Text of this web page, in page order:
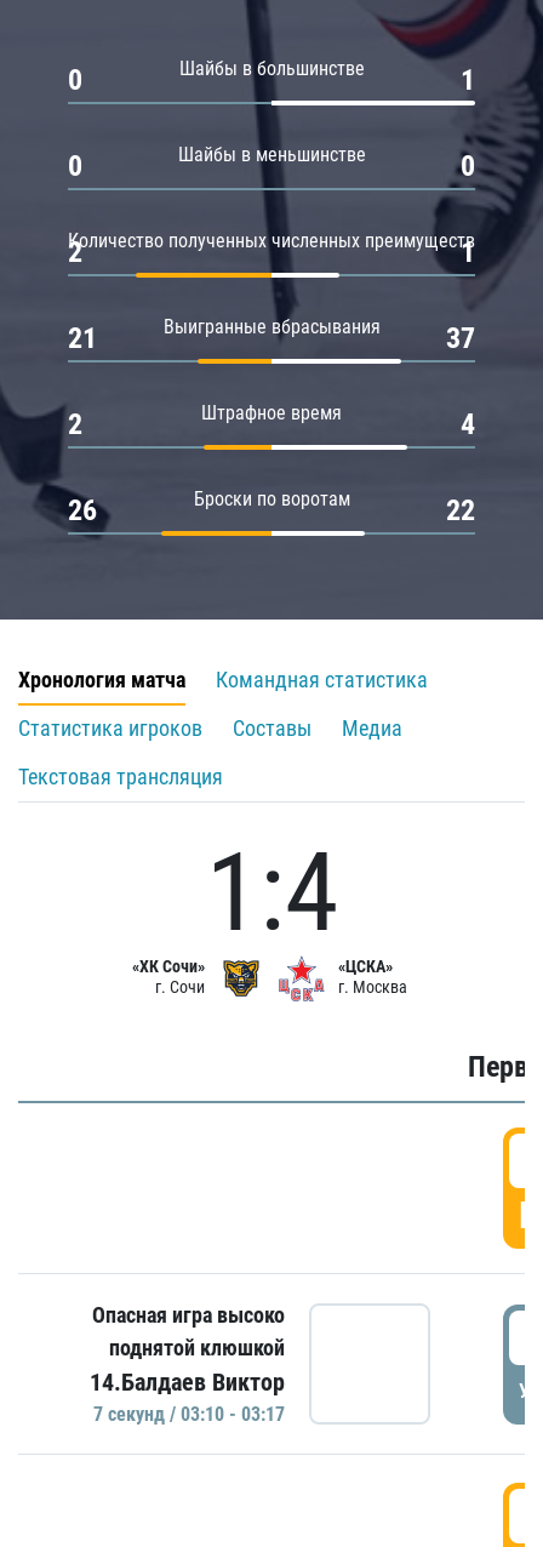
Шайбы в большинстве
0 1
Шайбы в меньшинстве
0 0
Количество полученных численных преимуществ
2 1
Выигранные вбрасывания
21 37
Штрафное время
2 4
Броски по воротам
26 22
Хронология матча
Командная статистика
Статистика игроков
Составы
Медиа
Текстовая трансляция
«ХК Сочи»
г. Сочи
1:4
«ЦСКА»
г. Москва
Опасная игра высоко
поднятой клюшкой
14.Балдаев Виктор
7 секунд / 03:10 - 03:17